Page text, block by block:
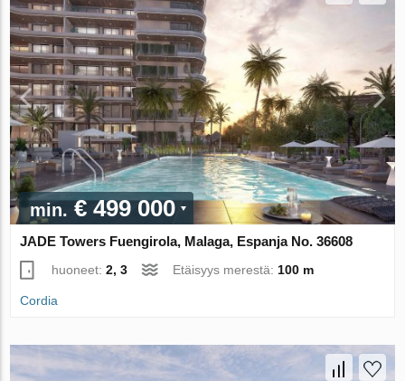
min.€ 499 000
JADE Towers Fuengirola, Malaga, Espanja No. 36608
huoneet:2, 3 Etäisyys merestä:100 m
Cordia